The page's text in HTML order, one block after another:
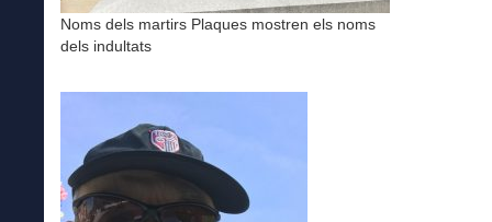
Noms dels martirs Plaques mostren els noms
dels indultats